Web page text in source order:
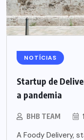
NOTÍCIAS
Startup de
a pandemia
BHB TEAM
A Foody Delivery,